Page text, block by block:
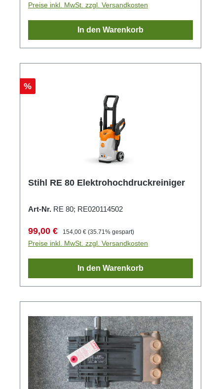
Preise inkl. MwSt. zzgl. Versandkosten
In den Warenkorb
Rabatt
%
Stihl RE 80 Elektrohochdruckreiniger
Art-Nr. RE 80; RE020114502
Verkaufspreis:
99,00 € Regulärer Preis:
154,00 € (35.71% gespart)
Preise inkl. MwSt. zzgl. Versandkosten
In den Warenkorb